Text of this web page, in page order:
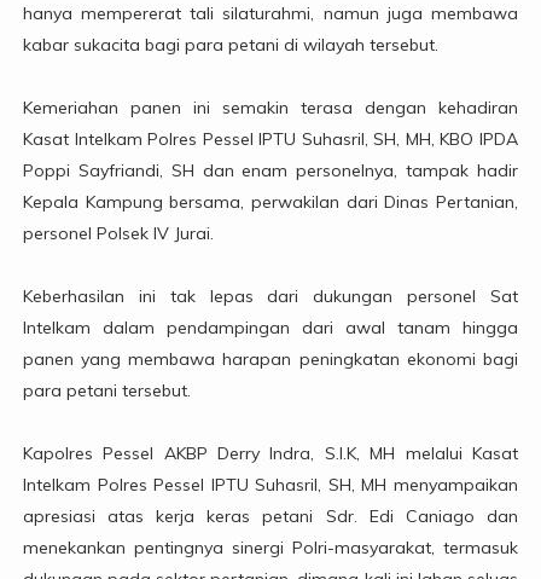
hanya mempererat tali silaturahmi, namun juga membawa
kabar sukacita bagi para petani di wilayah tersebut.
Kemeriahan panen ini semakin terasa dengan kehadiran
Kasat Intelkam Polres Pessel IPTU Suhasril, SH, MH, KBO IPDA
Poppi Sayfriandi, SH dan enam personelnya, tampak hadir
Kepala Kampung bersama, perwakilan dari Dinas Pertanian,
personel Polsek IV Jurai.
Keberhasilan ini tak lepas dari dukungan personel Sat
Intelkam dalam pendampingan dari awal tanam hingga
panen yang membawa harapan peningkatan ekonomi bagi
para petani tersebut.
Kapolres Pessel AKBP Derry Indra, S.I.K, MH melalui Kasat
Intelkam Polres Pessel IPTU Suhasril, SH, MH menyampaikan
apresiasi atas kerja keras petani Sdr. Edi Caniago dan
menekankan pentingnya sinergi Polri-masyarakat, termasuk